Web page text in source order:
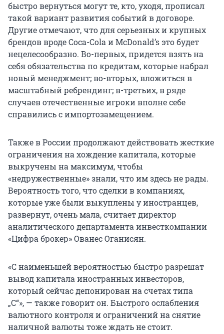
быстро вернуться могут те, кто, уходя, прописал
такой вариант развития событий в договоре.
Другие отмечают, что для серьезных и крупных
брендов вроде Coca-Cola и McDonald’s это будет
нецелесообразно. Во-первых, придется взять на
себя обязательства по кредитам, которые набрал
новый менеджмент; во-вторых, вложиться в
масштабный ребрендинг; в-третьих, в ряде
случаев отечественные игроки вполне себе
справились с импортозамещением.
Также в России продолжают действовать жесткие
ограничения на хождение капитала, которые
выкручены на максимум, чтобы
«недружественные» знали, что им здесь не рады.
Вероятность того, что сделки в компаниях,
которые уже были выкуплены у иностранцев,
развернут, очень мала, считает директор
аналитического департамента инвесткомпании
«Цифра брокер» Ованес Оганисян.
«С наименьшей вероятностью быстро разрешат
вывод капитала иностранных инвесторов,
который сейчас депонирован на счетах типа
„С“», — также говорит он. Быстрого ослабления
валютного контроля и ограничений на снятие
наличной валюты тоже ждать не стоит.